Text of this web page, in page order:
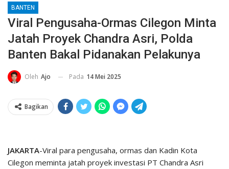
BANTEN
Viral Pengusaha-Ormas Cilegon Minta
Jatah Proyek Chandra Asri, Polda
Banten Bakal Pidanakan Pelakunya
Oleh Ajo Pada 14 Mei 2025
Bagikan
JAKARTA-Viral para pengusaha, ormas dan Kadin Kota
Cilegon meminta jatah proyek investasi PT Chandra Asri